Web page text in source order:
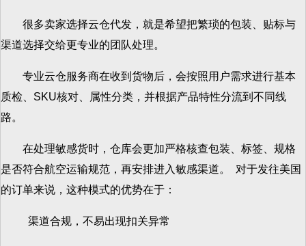
很多卖家选择云仓代发，就是希望把繁琐的包装、贴标与
渠道选择交给更专业的团队处理。
专业云仓服务商在收到货物后，会按照用户需求进行基本
质检、SKU核对、属性分类，并根据产品特性分流到不同线
路。
在处理敏感货时，仓库会更加严格核查包装、标签、规格
是否符合航空运输规范，再安排进入敏感渠道。 对于发往美国
的订单来说，这种模式的优势在于：
渠道合规，不易出现扣关异常